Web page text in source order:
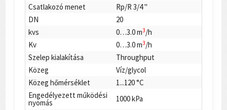
Csatlakozó menet
Rp/R 3/4 "
DN
20
kvs
0…3.0 m3/h
Kv
0…3.0 m3/h
Szelep kialakítása
Throughput
Közeg
Víz/glycol
Közeg hőmérséklet
1...120 °C
Engedélyezett működési
nyomás 1000 kPa